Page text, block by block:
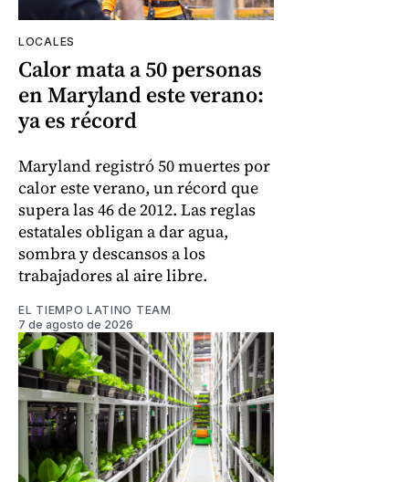
LOCALES
Calor mata a 50 personas
en Maryland este verano:
ya es récord
Maryland registró 50 muertes por
calor este verano, un récord que
supera las 46 de 2012. Las reglas
estatales obligan a dar agua,
sombra y descansos a los
trabajadores al aire libre.
EL TIEMPO LATINO TEAM
7 de agosto de 2026